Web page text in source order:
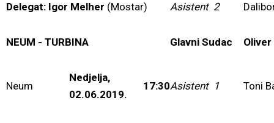
Delegat: Igor Melher (Mostar) Asistent 2
NEUM - TURBINA Glavni Sudac
Neum
Nedjelja,
02.06.2019.
17:30Asistent 1 Toni